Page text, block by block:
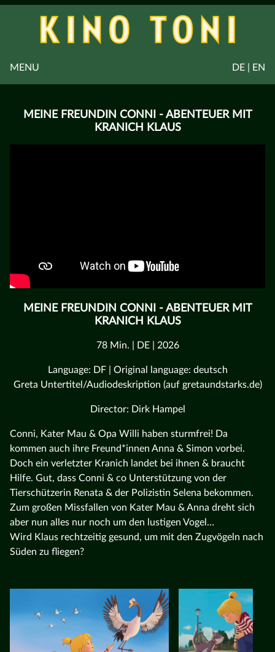
DE | EN
MENU
MEINE FREUNDIN CONNI - ABENTEUER MIT
KRANICH KLAUS
MEINE FREUNDIN CONNI - ABENTEUER MIT
KRANICH KLAUS
78 Min. | DE | 2026
Language: DF | Original language: deutsch
Greta Untertitel/Audiodeskription (auf gretaundstarks.de)
Director: Dirk Hampel
Conni, Kater Mau & Opa Willi haben sturmfrei! Da
kommen auch ihre Freund*innen Anna & Simon vorbei.
Doch ein verletzter Kranich landet bei ihnen & braucht
Hilfe. Gut, dass Conni & co Unterstützung von der
Tierschützerin Renata & der Polizistin Selena bekommen.
Zum großen Missfallen von Kater Mau & Anna dreht sich
aber nun alles nur noch um den lustigen Vogel…
Wird Klaus rechtzeitig gesund, um mit den Zugvögeln nach
Süden zu fliegen?